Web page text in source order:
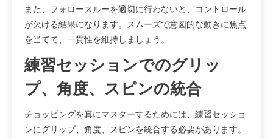
また、フォロースルーを適切に行わないと、コントロール
が欠ける結果になります。スムーズで意図的な動きに焦点
を当てて、一貫性を維持しましょう。
練習セッションでのグリッ
プ、角度、スピンの統合
チョッピングを真にマスターするためには、練習セッショ
ンにグリップ、角度、スピンを統合する必要があります。